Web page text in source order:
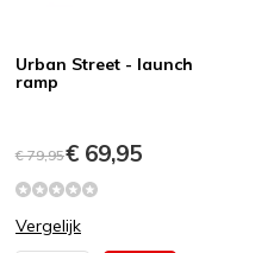
Urban Street - launch
ramp
€ 79,95€ 69,95
Vergelijk